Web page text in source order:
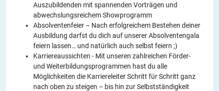
Auszubildenden mit spannenden Vorträgen und
abwechslungsreichem Showprogramm
Absolventenfeier – Nach erfolgreichem Bestehen deiner
Ausbildung darfst du dich auf unserer Absolventengala
feiern lassen… und natürlich auch selbst feiern ;)
Karriereaussichten - Mit unseren zahlreichen Förder-
und Weiterbildungsprogrammen hast du alle
Möglichkeiten die Karriereleiter Schritt für Schritt ganz
nach oben zu steigen – bis hin zur Selbstständigkeit